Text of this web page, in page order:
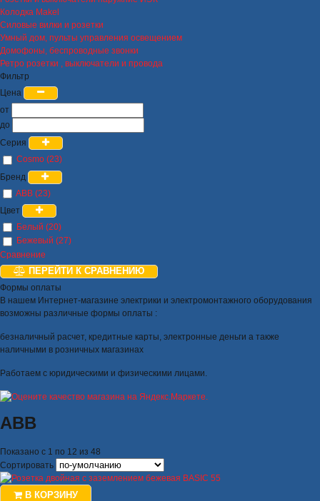
Колодка Makel
Силовые вилки и розетки
Умный дом, пульты управления освещением
Домофоны, беспроводные звонки
Ретро розетки , выключатели и провода
Фильтр
Цена
от
до
Серия
Cosmo (23)
Бренд
ABB (23)
Цвет
Белый (20)
Бежевый (27)
Сравнение
ПЕРЕЙТИ К СРАВНЕНИЮ
Формы оплаты
В нашем Интернет-магазине электрики и электромонтажного оборудования
возможны различные формы оплаты :
безналичный расчет, кредитные карты, электронные деньги а также
наличными в розничных магазинах
Работаем с юридическими и физическими лицами.
ABB
Показано с 1 по 12 из 48
Сортировать
В КОРЗИНУ